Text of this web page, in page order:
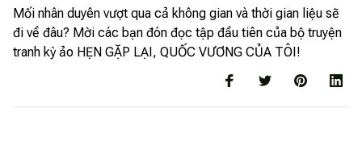
Mối nhân duyên vượt qua cả không gian và thời gian liệu sẽ
đi về đâu? Mời các bạn đón đọc tập đầu tiên của bộ truyện
tranh kỳ ảo HẸN GẶP LẠI, QUỐC VƯƠNG CỦA TÔI!